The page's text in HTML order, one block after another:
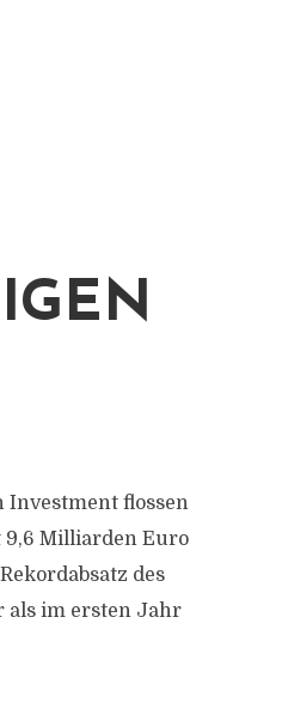
Investment flossen
9,6 Milliarden Euro
des
als im ersten Jahr